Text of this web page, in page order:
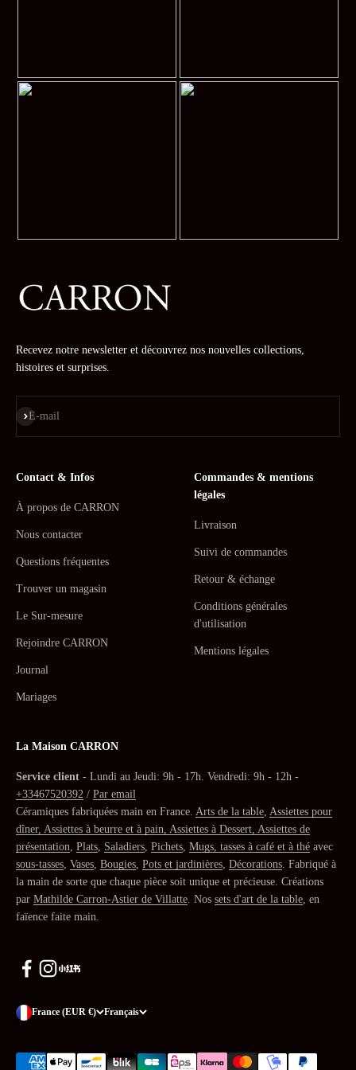
Recevez notre newsletter et découvrez nos nouvelles collections,
histoires et surprises.
E-mail
S'inscrire
Contact & Infos
À propos de CARRON
Nous contacter
Questions fréquentes
Trouver un magasin
Le Sur-mesure
Rejoindre CARRON
Journal
Mariages
Commandes & mentions
légales
Livraison
Suivi de commandes
Retour & échange
Conditions générales
d'utilisation
Mentions légales
La Maison CARRON
Service client - Lundi au Jeudi: 9h - 17h. Vendredi: 9h - 12h -
+33467520392 / Par email
Céramiques fabriquées main en France. Arts de la table Assiettes pour
dîner, Assiettes à beurre et à pain, Assiettes à Dessert, Assiettes de
présentation Plats Saladiers Pichets Mugs, tasses à café et à thé avec
sous-tasses Vases Bougies Pots et jardinières Décorations . Fabriqué à
la main de sorte que chaque pièce soit unique et précieuse. Créations
par Mathilde Carron-Astier de Villatte . Nos sets d'art de la table , en
faïence faite main.
France (EUR €) Français